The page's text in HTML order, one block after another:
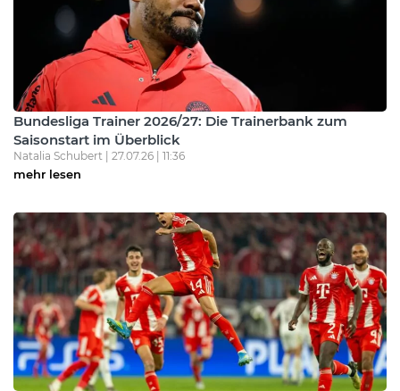
Bundesliga Trainer 2026/27: Die Trainerbank zum
Saisonstart im Überblick
Natalia Schubert | 27.07.26 | 11:36
mehr lesen